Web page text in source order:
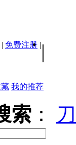
| 免费注册 | |
我的推荐
索 ：